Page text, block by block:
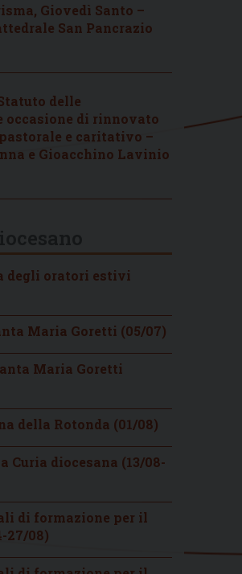
Giovedì Santo –
San Pancrazio
delle
occasione di rinnovato
e caritativo –
e Gioacchino Lavinio
degli oratori estivi
Maria Goretti (05/07)
Maria Goretti
della Rotonda (01/08)
Curia diocesana (13/08-
di formazione per il
27/08)